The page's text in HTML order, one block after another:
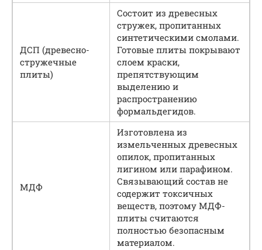
ДСП (древесно-
стружечные
плиты)
Состоит из древесных
стружек, пропитанных
синтетическими смолами.
Готовые плиты покрывают
слоем краски,
препятствующим
выделению и
распространению
формальдегидов.
МДФ
Изготовлена из
измельченных древесных
опилок, пропитанных
лигином или парафином.
Связывающий состав не
содержит токсичных
веществ, поэтому МДФ-
плиты считаются
полностью безопасным
материалом.